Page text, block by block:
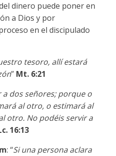
dinero puede poner en
a Dios y por
en el discipulado
tesoro, allí estará
” Mt. 6:21
dos señores; porque o
al otro, o estimará al
otro. No podéis servir a
16:13
: “Si una persona aclara